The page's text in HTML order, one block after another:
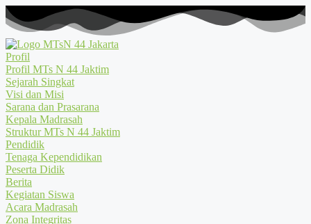
Profil
Profil MTs N 44 Jaktim
Sejarah Singkat
Visi dan Misi
Sarana dan Prasarana
Kepala Madrasah
Struktur MTs N 44 Jaktim
Pendidik
Tenaga Kependidikan
Peserta Didik
Berita
Kegiatan Siswa
Acara Madrasah
Zona Integritas